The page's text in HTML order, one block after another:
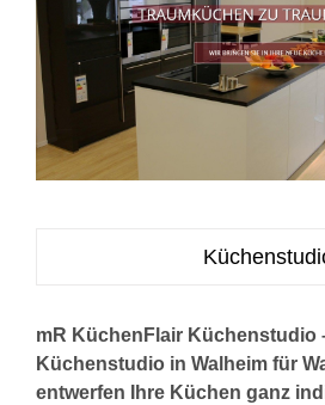
mR KüchenFlair Küchenstudio
Küchenstudio in Walheim für
entwerfen Ihre Küchen ganz